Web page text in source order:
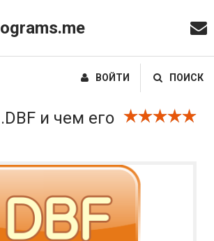
ВОЙТИ ПОИСК
и чем его